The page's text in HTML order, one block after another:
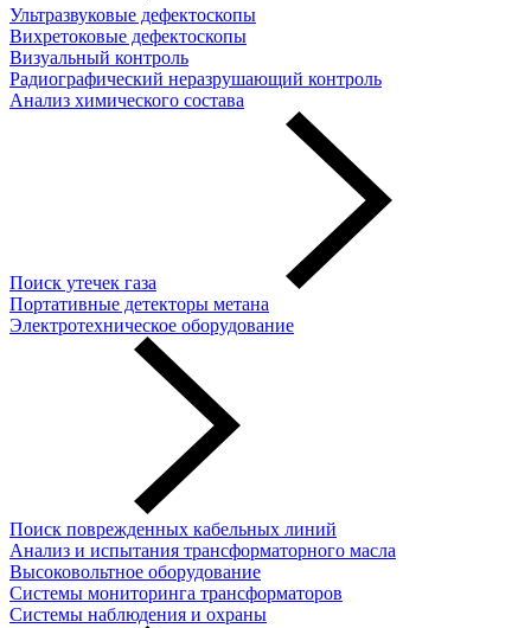
Ультразвуковые дефектоскопы
Вихретоковые дефектоскопы
Визуальный контроль
Радиографический неразрушающий контроль
Анализ химического состава
Поиск утечек газа
Портативные детекторы метана
Электротехническое оборудование
Поиск поврежденных кабельных линий
Анализ и испытания трансформаторного масла
Высоковольтное оборудование
Системы мониторинга трансформаторов
Системы наблюдения и охраны